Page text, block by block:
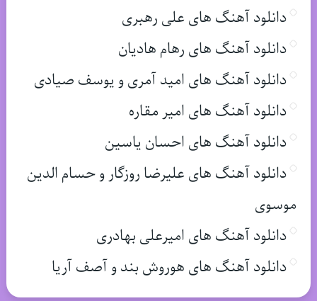
دانلود آهنگ های علی رهبری
دانلود آهنگ های رهام هادیان
دانلود آهنگ های امید آمری و یوسف صیادی
دانلود آهنگ های امیر مقاره
دانلود آهنگ های احسان یاسین
دانلود آهنگ های علیرضا روزگار و حسام الدین
موسوی
دانلود آهنگ های امیرعلی بهادری
دانلود آهنگ های هوروش بند و آصف آریا